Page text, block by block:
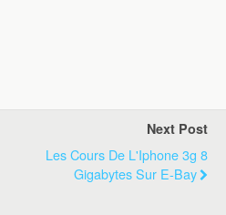
Next Post
Les Cours De L'Iphone 3g 8
Gigabytes Sur E-Bay